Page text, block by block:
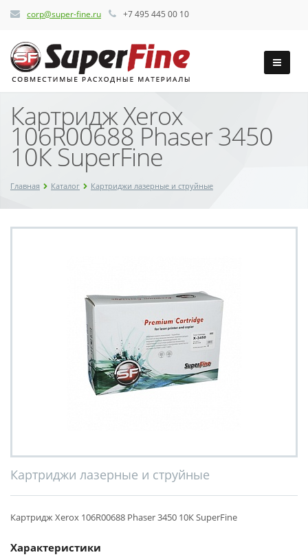
corp@super-fine.ru +7 495 445 00 10
Картридж Xerox
106R00688 Phaser 3450
10К SuperFine
Главная Каталог Картриджи лазерные и струйные
Картриджи лазерные и струйные
Картридж Xerox 106R00688 Phaser 3450 10К SuperFine
Характеристики